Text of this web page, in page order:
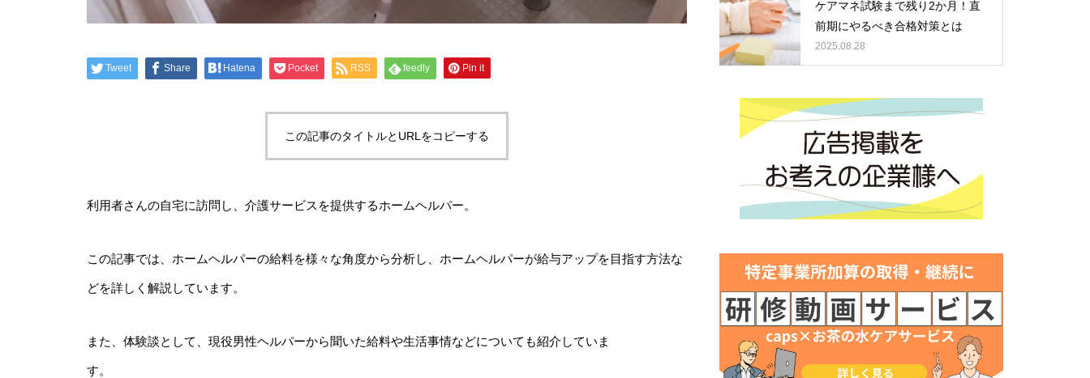
Tweet Share Hatena Pocket RSS feedly Pin it
この記事のタイトルとURLをコピーする
利用者さんの自宅に訪問し、介護サービスを提供するホームヘルパー。
この記事では、ホームヘルパーの給料を様々な角度から分析し、ホームヘルパーが給与アップを目指す方法な
どを詳しく解説しています。
また、体験談として、現役男性ヘルパーから聞いた給料や生活事情などについても紹介していま
す。
ケアマネ試験まで残り2か月！直
前期にやるべき合格対策とは
2025.08.28